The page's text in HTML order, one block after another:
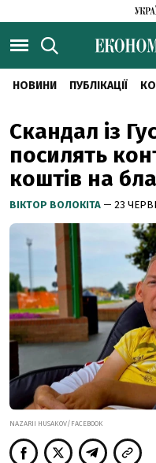
НОВИНИ ПУБЛІКАЦІЇ
Скандал із
посилять
коштів на
ВІКТОР ВОЛОКІТА — 23
NAZARII HUSAKOV/FACEBOOK